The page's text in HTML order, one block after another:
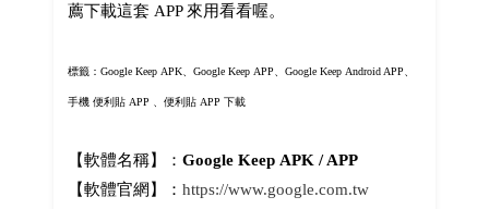
薦下載這套 APP 來用看看喔。
標籤：Google Keep APK、Google Keep APP、Google Keep Android APP、
手機 便利貼 APP 、便利貼 APP 下載
【軟體名稱】： Google Keep APK / APP
【軟體官網】： https://www.google.com.tw